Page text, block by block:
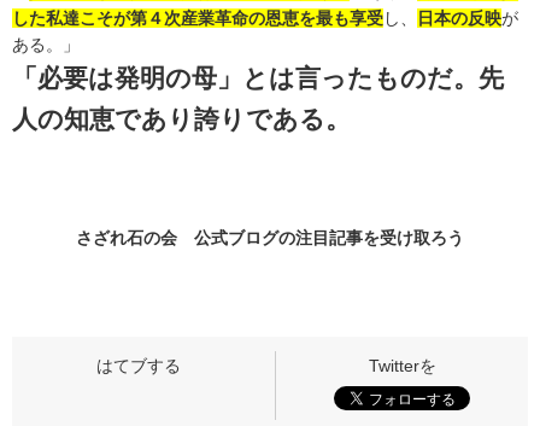
した私達こそが第４次産業革命の恩恵を最も享受し、 日本の反映が
ある。」
「必要は発明の母」とは言ったものだ。先
人の知恵であり誇りである。
さざれ石の会 公式ブログの注目記事を受け取ろう